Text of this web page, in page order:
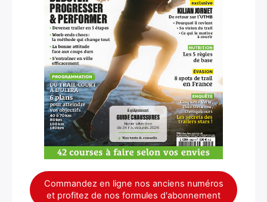
Commandez en ligne nos anciens numéros
et profitez de nos formules d'abonnement